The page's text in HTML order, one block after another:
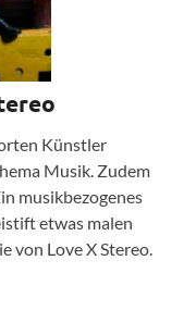
Künstler
Musik. Zudem
musikbezogenes
etwas malen
von Love X Stereo.